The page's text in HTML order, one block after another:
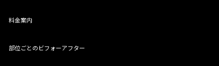
料金案内
部位ごとのビフォーアフター